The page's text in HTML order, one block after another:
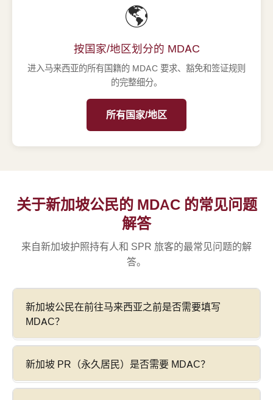
🌎
按国家/地区划分的 MDAC
进入马来西亚的所有国籍的 MDAC 要求、豁免和签证规则
的完整细分。
所有国家/地区
关于新加坡公民的 MDAC 的常见问题
解答
来自新加坡护照持有人和 SPR 旅客的最常见问题的解
答。
新加坡公民在前往马来西亚之前是否需要填写
MDAC？
新加坡 PR（永久居民）是否需要 MDAC？